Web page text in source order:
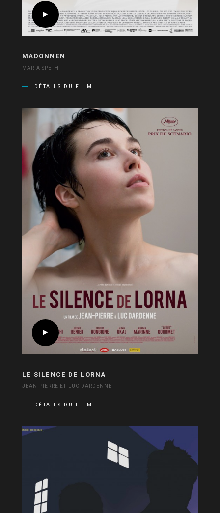
MADONNEN
MARIA SPETH
DÉTAILS DU FILM
LE SILENCE DE LORNA
JEAN-PIERRE ET LUC DARDENNE
DÉTAILS DU FILM